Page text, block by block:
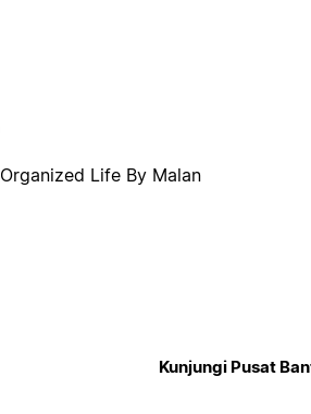
Organized Life By Malan
Kunjungi Pusat